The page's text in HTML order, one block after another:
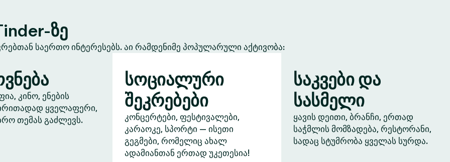
ზე
საერთო ინტერესებს. აი რამდენიმე პოპულარული აქტივობა:
კინო, ენების
ყველაფერი,
თემას გაძლევს.
სოციალური
შეკრებები
კონცერტები, ფესტივალები,
კარაოკე, სპორტი — ისეთი
გეგმები, რომელიც ახალ
ადამიანთან ერთად უკეთესია!
საკვები და
სასმელი
ყავის დეითი, ბრანჩი, ერთად
საჭმლის მომზადება, რესტორანი,
სადაც სტუმრობა ყველას სურდა.